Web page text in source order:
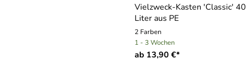
Vielzweck-Kasten ′Classic′ 40
Liter aus PE
2 Farben
1 - 3 Wochen
ab 13,90 €*